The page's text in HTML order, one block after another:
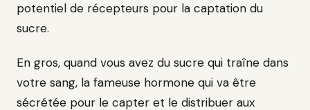
potentiel de récepteurs pour la captation du
sucre.
En gros, quand vous avez du sucre qui traîne dans
votre sang, la fameuse hormone qui va être
sécrétée pour le capter et le distribuer aux